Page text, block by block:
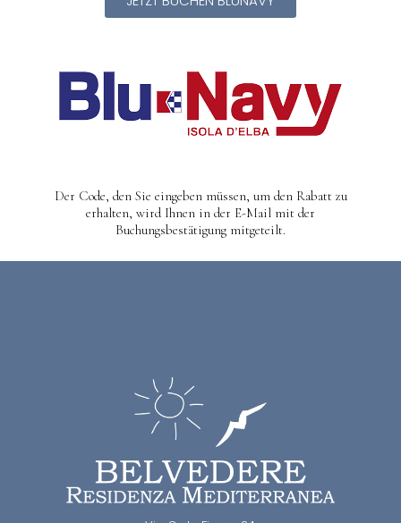
Der Code, den Sie eingeben müssen, um den Rabatt zu
erhalten, wird Ihnen in der E-Mail mit der
Buchungsbestätigung mitgeteilt.